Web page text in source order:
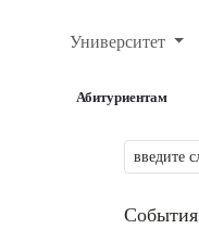
Университет
Абитуриентам
События